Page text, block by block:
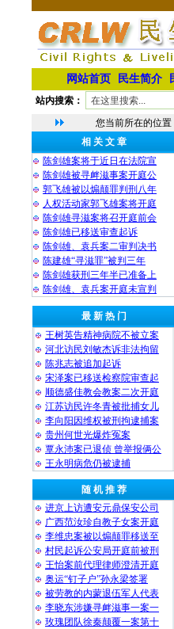
网站首页 民生简介
站内搜索：
您当前所在的位置
相 关 文 章
陈剑雄案将于近日在法院宣
陈剑雄被寻衅滋事案开庭公
郭飞雄被以煽颠罪判刑八年
人权活动家郭飞雄案将开庭
陈剑雄寻滋案将召开庭前会
陈剑雄已移送审查起诉
陈剑雄、袁兵案二审判决书
陈建雄“寻滋罪”被判三年
陈剑雄获刑三年半已准备上
陈剑雄、袁兵案开庭未宣判
最 新 热 门
王树英告精神病院不被立案
河北访民刘敏杰诉非法拘留
陈兆志被追加起诉
宋泽案已移送检察院审查起
顺德盛佳教会教案二次开庭
江苏访民许冬青被批捕女儿
李向阳因维权被刑拘逮捕案
贵州何世光爆炸冤案
覃永沛案已退侦 曾举报俩公
王永明病危仍被逮捕
随 机 推 荐
进京上访遭安元鼎保安公司
广西范汝珍自教子女案开庭
李维忠案被以煽颠罪移送至
村民起诉公安局开庭前被刑
王怡案前代理律师澄清开庭
奥运“钉子户”孙永梁签署
被劳教的内蒙退伍军人代表
李晓东涉嫌寻衅滋事一案一
玫瑰团队徐秦颠覆一案第十